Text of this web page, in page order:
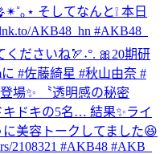
｡⋆ そしてなんと❕ 本日
AKB48_hn #AKB48_
ださいね🏹˖°. 🎀20期研
#佐藤綺星 #秋山由奈 #
場✨ 〝透明感の秘密
ドキの5名… 結果✨ライ
美容トークしてました😆
2108321 #AKB48 #AKB_